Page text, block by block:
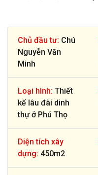
Chủ đầu tư: Chú
Nguyễn Văn
Minh
Loại hình: Thiết
kế lâu đài dinh
thự ở Phú Thọ
Diện tích xây
dựng: 450m2